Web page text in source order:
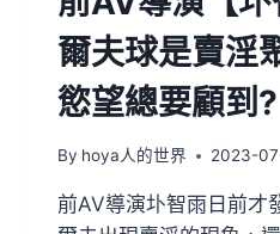
爾夫球是賣淫
慾望總要顧到?
By hoya人的世界 2023-
前AV導演圤智雨日前才